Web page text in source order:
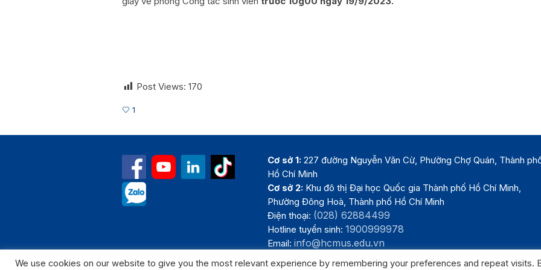
Post Views: 170
1
Cơ sở 1: 227 đường Nguyễn Văn Cừ, Phường Chợ Quán, Thành
Hồ Chí Minh
Cơ sở 2: Khu đô thị Đại học Quốc gia Thành phố Hồ Chí Minh,
Phường Đông Hoà, Thành phố Hồ Chí Minh
Điện thoại: (028) 62884499
Hotline tuyển sinh:1900999978
Email:info@hcmus.edu.vn
We use cookies on our website to give you the most relevant experience by remembering your preferences and repeat visits.